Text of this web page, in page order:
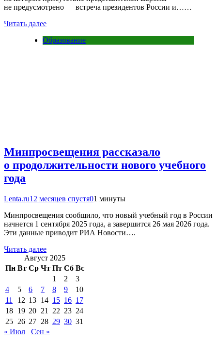
не предусмотрено — встреча президентов России и……
Читать далее
Образование
Минпросвещения рассказало
о продолжительности нового учебного
года
Lenta.ru12 месяцев спустя01 минуты
Минпросвещения сообщило, что новый учебный год в России
начнется 1 сентября 2025 года, а завершится 26 мая 2026 года.
Эти данные приводит РИА Новости….
Читать далее
Август 2025
Пн Вт Ср Чт Пт Сб Вс
1
2
3
4
5 6 7 8 9
10
11
12 13 14 15 16 17
18 19 20 21 22 23 24
25 26 27 28 29 30 31
« Июл
Сен »